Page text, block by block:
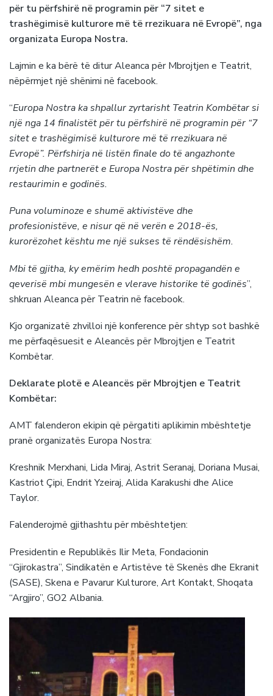
për tu përfshirë në programin për “7 sitet e
trashëgimisë kulturore më të rrezikuara në Evropë”, nga
organizata Europa Nostra.
Lajmin e ka bërë të ditur Aleanca për Mbrojtjen e Teatrit,
nëpërmjet një shënimi në facebook.
“Europa Nostra ka shpallur zyrtarisht Teatrin Kombëtar si
një nga 14 finalistët për tu përfshirë në programin për “7
sitet e trashëgimisë kulturore më të rrezikuara në
Evropë”. Përfshirja në listën finale do të angazhonte
rrjetin dhe partnerët e Europa Nostra për shpëtimin dhe
restaurimin e godinës.
Puna voluminoze e shumë aktivistëve dhe
profesionistëve, e nisur që në verën e 2018-ës,
kurorëzohet kështu me një sukses të rëndësishëm.
Mbi të gjitha, ky emërim hedh poshtë propagandën e
qeverisë mbi mungesën e vlerave historike të godinës”,
shkruan Aleanca për Teatrin në facebook.
Kjo organizatë zhvilloi një konference për shtyp sot bashkë
me përfaqësuesit e Aleancës për Mbrojtjen e Teatrit
Kombëtar.
Deklarate plotë e Aleancës për Mbrojtjen e Teatrit
Kombëtar:
AMT falenderon ekipin që përgatiti aplikimin mbështetje
pranë organizatës Europa Nostra:
Kreshnik Merxhani, Lida Miraj, Astrit Seranaj, Doriana Musai,
Kastriot Çipi, Endrit Yzeiraj, Alida Karakushi dhe Alice
Taylor.
Falenderojmë gjithashtu për mbështetjen:
Presidentin e Republikës Ilir Meta, Fondacionin
“Gjirokastra”, Sindikatën e Artistëve të Skenës dhe Ekranit
(SASE), Skena e Pavarur Kulturore, Art Kontakt, Shoqata
“Argjiro”, GO2 Albania.